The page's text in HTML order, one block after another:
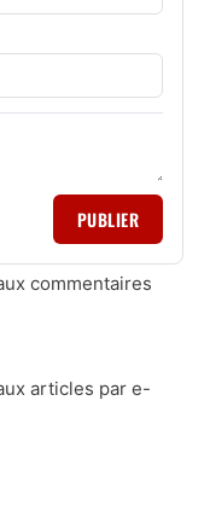
PUBLIER
commentaires
articles par e-